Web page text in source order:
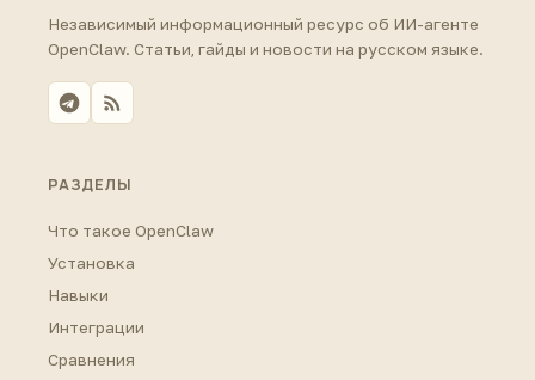
Независимый информационный ресурс об ИИ-агенте
OpenClaw. Статьи, гайды и новости на русском языке.
РАЗДЕЛЫ
Что такое OpenClaw
Установка
Навыки
Интеграции
Сравнения